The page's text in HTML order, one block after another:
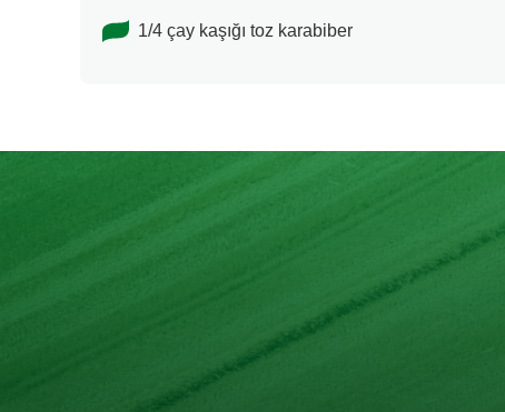
1/4 çay kaşığı toz karabiber